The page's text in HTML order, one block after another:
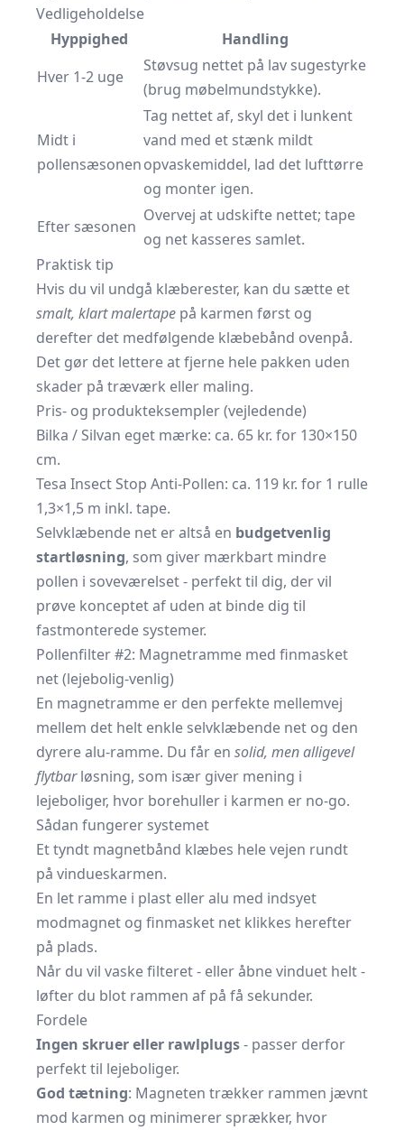
Vedligeholdelse
Hyppighed
Handling
Hver 1-2 uge
Støvsug nettet på lav sugestyrke
(brug møbelmundstykke).
Midt i
pollensæsonen
Tag nettet af, skyl det i lunkent
vand med et stænk mildt
opvaskemiddel, lad det lufttørre
og monter igen.
Efter sæsonen
Overvej at udskifte nettet; tape
og net kasseres samlet.
Praktisk tip
Hvis du vil undgå klæberester, kan du sætte et
smalt, klart malertape på karmen først og
derefter det medfølgende klæbebånd ovenpå.
Det gør det lettere at fjerne hele pakken uden
skader på træværk eller maling.
Pris- og produkteksempler (vejledende)
Bilka / Silvan eget mærke: ca. 65 kr. for 130×150
cm.
Tesa Insect Stop Anti-Pollen: ca. 119 kr. for 1 rulle
1,3×1,5 m inkl. tape.
Selvklæbende net er altså en budgetvenlig
startløsning, som giver mærkbart mindre
pollen i soveværelset - perfekt til dig, der vil
prøve konceptet af uden at binde dig til
fastmonterede systemer.
Pollenfilter #2: Magnetramme med finmasket
net (lejebolig-venlig)
En magnetramme er den perfekte mellemvej
mellem det helt enkle selvklæbende net og den
dyrere alu-ramme. Du får en solid, men alligevel
flytbarløsning, som især giver mening i
lejeboliger, hvor borehuller i karmen er no-go.
Sådan fungerer systemet
Et tyndt magnetbånd klæbes hele vejen rundt
på vindueskarmen.
En let ramme i plast eller alu med indsyet
modmagnet og finmasket net klikkes herefter
på plads.
Når du vil vaske filteret - eller åbne vinduet helt -
løfter du blot rammen af på få sekunder.
Fordele
Ingen skruer eller rawlplugs- passer derfor
perfekt til lejeboliger.
God tætning: Magneten trækker rammen jævnt
mod karmen og minimerer sprækker, hvor